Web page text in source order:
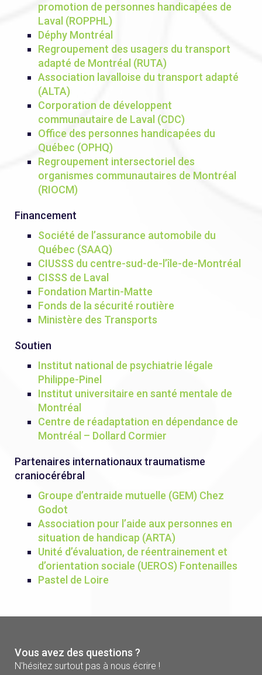
promotion de personnes handicapées de
Laval (ROPPHL)
Déphy Montréal
Regroupement des usagers du transport
adapté de Montréal (RUTA)
Association lavalloise du transport adapté
(ALTA)
Corporation de développent
communautaire de Laval (CDC)
Office des personnes handicapées du
Québec (OPHQ)
Regroupement intersectoriel des
organismes communautaires de Montréal
(RIOCM)
Financement
Société de l’assurance automobile du
Québec (SAAQ)
CIUSSS du centre-sud-de-l’île-de-Montréal
CISSS de Laval
Fondation Martin-Matte
Fonds de la sécurité routière
Ministère des Transports
Soutien
Institut national de psychiatrie légale
Philippe-Pinel
Institut universitaire en santé mentale de
Montréal
Centre de réadaptation en dépendance de
Montréal – Dollard Cormier
Partenaires internationaux traumatisme
craniocérébral
Groupe d’entraide mutuelle (GEM) Chez
Godot
Association pour l’aide aux personnes en
situation de handicap (ARTA)
Unité d’évaluation, de réentrainement et
d’orientation sociale (UEROS) Fontenailles
Pastel de Loire
Vous avez des questions ?
N'hésitez surtout pas à nous écrire !